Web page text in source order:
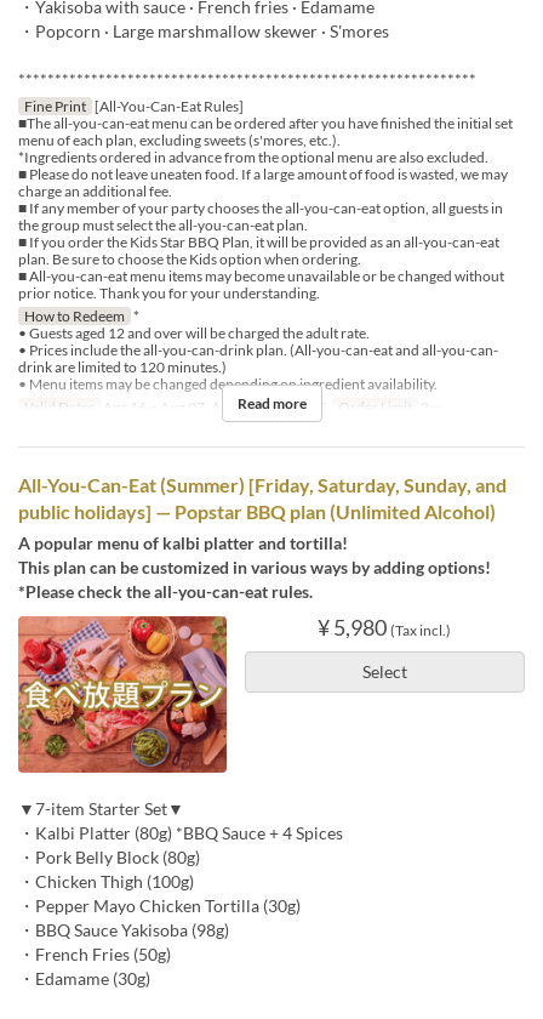
・Yakisoba with sauce · French fries · Edamame
・Popcorn · Large marshmallow skewer · S'mores
***************************************************************
Fine Print [All-You-Can-Eat Rules]
■The all-you-can-eat menu can be ordered after you have finished the initial set
menu of each plan, excluding sweets (s'mores, etc.).
*Ingredients ordered in advance from the optional menu are also excluded.
■ Please do not leave uneaten food. If a large amount of food is wasted, we may
charge an additional fee.
■ If any member of your party chooses the all-you-can-eat option, all guests in
the group must select the all-you-can-eat plan.
■ If you order the Kids Star BBQ Plan, it will be provided as an all-you-can-eat
plan. Be sure to choose the Kids option when ordering.
■ All-you-can-eat menu items may become unavailable or be changed without
prior notice. Thank you for your understanding.
How to Redeem *
• Guests aged 12 and over will be charged the adult rate.
• Prices include the all-you-can-drink plan. (All-you-can-eat and all-you-can-
drink are limited to 120 minutes.)
• Menu items may be changed depending on ingredient availability.
Valid Dates
Apr 16 ~ Aug 07, Aug 17 ~ Days F Order Limit 2 ~
Read more
All-You-Can-Eat (Summer) [Friday, Saturday, Sunday, and
public holidays] — Popstar BBQ plan (Unlimited Alcohol)
A popular menu of kalbi platter and tortilla!
This plan can be customized in various ways by adding options!
*Please check the all-you-can-eat rules.
¥ 5,980 (Tax incl.)
Select
▼7-item Starter Set▼
・Kalbi Platter (80g) *BBQ Sauce + 4 Spices
・Pork Belly Block (80g)
・Chicken Thigh (100g)
・Pepper Mayo Chicken Tortilla (30g)
・BBQ Sauce Yakisoba (98g)
・French Fries (50g)
・Edamame (30g)